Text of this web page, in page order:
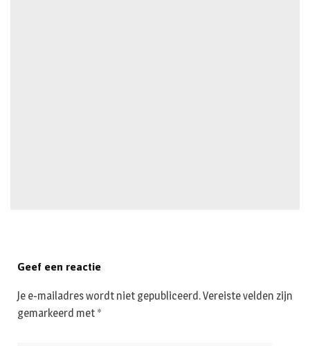
Geef een reactie
Je e-mailadres wordt niet gepubliceerd.Vereiste velden zijn
gemarkeerd met *